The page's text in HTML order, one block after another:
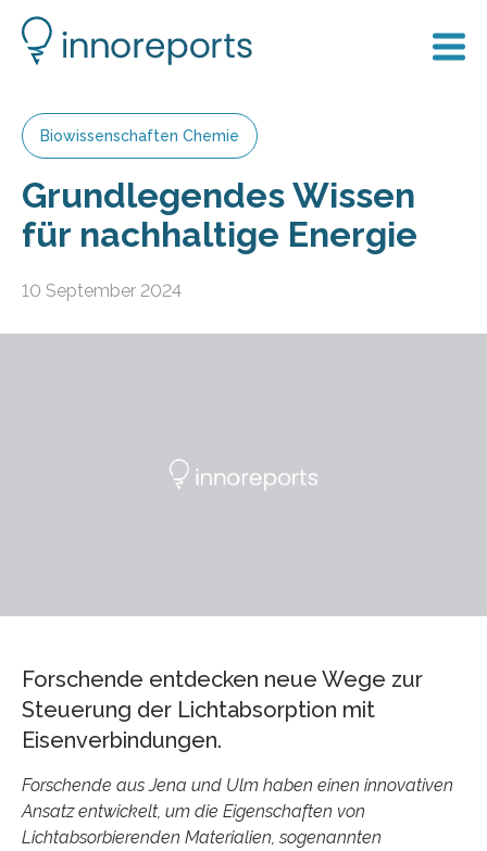
Biowissenschaften Chemie
Grundlegendes Wissen
für nachhaltige Energie
10 September 2024
Forschende entdecken neue Wege zur
Steuerung der Lichtabsorption mit
Eisenverbindungen.
Forschende aus Jena und Ulm haben einen innovativen
Ansatz entwickelt, um die Eigenschaften von
Lichtabsorbierenden Materialien, sogenannten